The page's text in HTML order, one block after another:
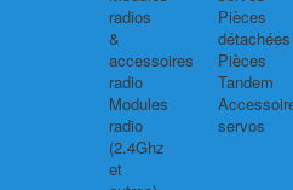
radios
&
accessoires
radio
Modules
radio
(2.4Ghz
et
Pièces
détachées
Pièces
Tandem
servos